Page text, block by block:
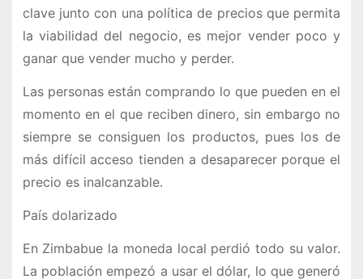
clave junto con una política de precios que permita
la viabilidad del negocio, es mejor vender poco y
ganar que vender mucho y perder.
Las personas están comprando lo que pueden en el
momento en el que reciben dinero, sin embargo no
siempre se consiguen los productos, pues los de
más difícil acceso tienden a desaparecer porque el
precio es inalcanzable.
País dolarizado
En Zimbabue la moneda local perdió todo su valor.
La población empezó a usar el dólar, lo que generó